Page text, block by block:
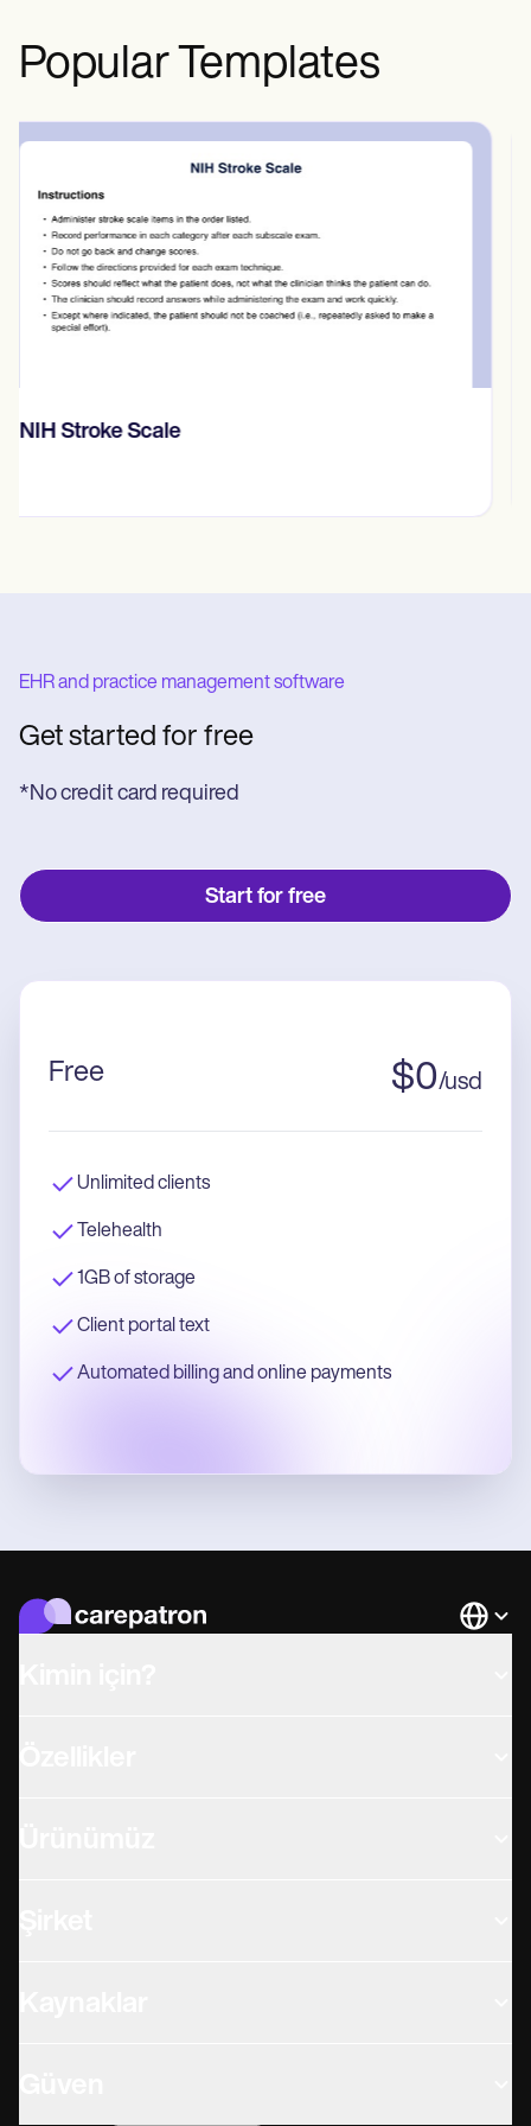
Popular Templates
Prone Instability Test
EHR and practice management software
Get started for free
*No credit card required
Start for free
Free $0/usd
Unlimited clients
Telehealth
1GB of storage
Client portal text
Automated billing and online payments